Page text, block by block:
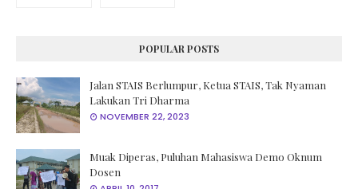
POPULAR POSTS
Jalan STAIS Berlumpur, Ketua STAIS, Tak Nyaman
Lakukan Tri Dharma
NOVEMBER 22, 2023
Muak Diperas, Puluhan Mahasiswa Demo Oknum
Dosen